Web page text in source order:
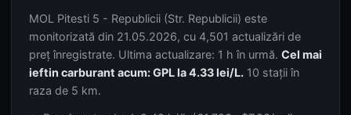
MOL Pitesti 5 - Republicii (Str. Republicii) este
monitorizată din 21.05.2026, cu 4,501 actualizări de
preț înregistrate. Ultima actualizare: 1 h în urmă. Cel mai
ieftin carburant acum: GPL la 4.33 lei/L. 10 stații în
raza de 5 km.